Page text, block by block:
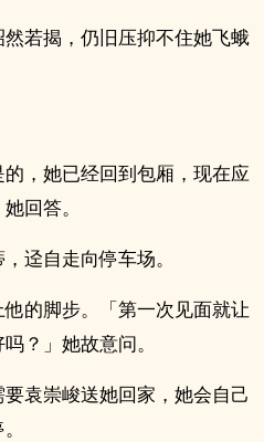
若揭，仍旧压抑不住她飞蛾
的，她已经回到包厢，现在应
回答。
迳自走向停车场。
他的脚步。「第一次见面就让
？」她故意问。
要袁崇峻送她回家，她会自己